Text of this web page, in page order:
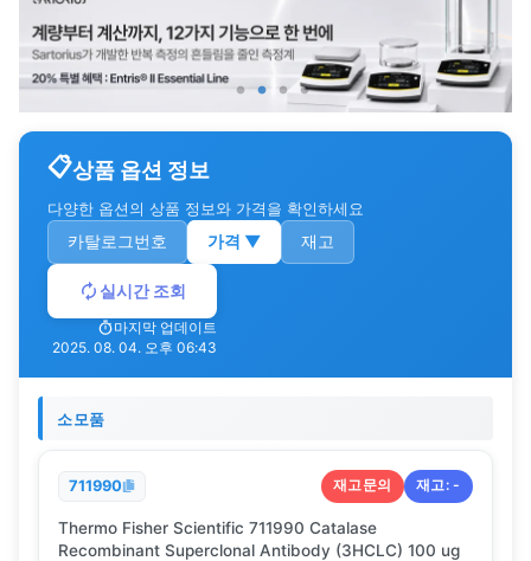
상품 옵션 정보
다양한 옵션의 상품 정보와 가격을 확인하세요
카탈로그번호 가격 ▼ 재고
실시간 조회
마지막 업데이트
2025. 08. 04. 오후 06:43
소모품
711990 재고문의 재고:-
Thermo Fisher Scientific 711990 Catalase
Recombinant Superclonal Antibody (3HCLC) 100 ug